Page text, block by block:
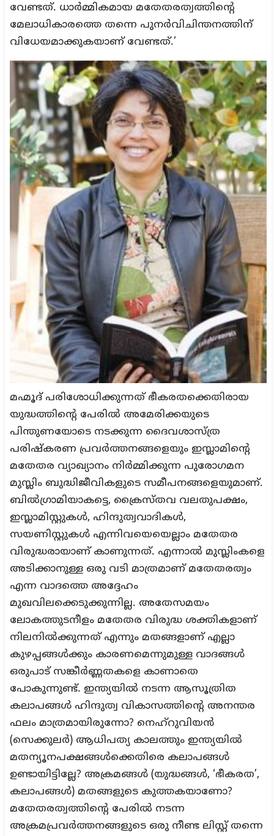
വേണ്ടത്. ധാര്‍മ്മികമായ മതേതരത്വത്തിന്റെ
മേലാധികാരത്തെ തന്നെ പുനര്‍വിചിന്തനത്തിന്
വിധേയമാക്കുകയാണ് വേണ്ടത്.’
മഹ്മൂദ് പരിശോധിക്കുന്നത് ഭീകരതക്കെതിരായ
യുദ്ധത്തിന്റെ പേരില്‍ അമേരിക്കയുടെ
പിന്തുണയോടെ നടക്കുന്ന ദൈവശാസ്ത്ര
പരിഷ്‌കരണ പ്രവര്‍ത്തനങ്ങളെയും ഇസ്ലാമിന്റെ
മതേതര വ്യാഖ്യാനം നിര്‍മ്മിക്കുന്ന പുരോഗമന
മുസ്ലിം ബുദ്ധിജീവികളുടെ സമീപനങ്ങളെയുമാണ്.
ബില്‍ഗ്രാമിയാകട്ടെ, ക്രൈസ്തവ വലതുപക്ഷം,
ഇസ്ലാമിസ്റ്റുകള്‍, ഹിന്ദുത്വവാദികള്‍,
സയണിസ്റ്റുകള്‍ എന്നിവയെയെല്ലാം മതേതര
വിരുദ്ധരായാണ് കാണുന്നത്. എന്നാല്‍ മുസ്ലിംകളെ
അടിക്കാനുള്ള ഒരു വടി മാത്രമാണ് മതേതരത്വം
എന്ന വാദത്തെ അദ്ദേഹം
മുഖവിലക്കെടുക്കുന്നില്ല. അതേസമയം
ലോകത്തുടനീളം മതേതര വിരുദ്ധ ശക്തികളാണ്
നിലനില്‍ക്കുന്നത് എന്നും മതങ്ങളാണ് എല്ലാ
കുഴപ്പങ്ങള്‍ക്കും കാരണമെന്നുമുള്ള വാദങ്ങള്‍
ഒരുപാട് സങ്കീര്‍ണ്ണതകളെ കാണാതെ
പോകുന്നുണ്ട്. ഇന്ത്യയില്‍ നടന്ന ആസൂത്രിത
കലാപങ്ങള്‍ ഹിന്ദുത്വ വികാസത്തിന്റെ അനന്തര
ഫലം മാത്രമായിരുന്നോ? നെഹ്റുവിയന്‍
(സെക്കുലര്‍) ആധിപത്യ കാലത്തും ഇന്ത്യയില്‍
മതന്യൂനപക്ഷങ്ങള്‍ക്കെതിരെ കലാപങ്ങള്‍
ഉണ്ടായിട്ടില്ലേ? അക്രമങ്ങള്‍ (യുദ്ധങ്ങള്‍, ‘ഭീകരത’,
കലാപങ്ങള്‍) മതങ്ങളുടെ കുത്തകയാണോ?
മതേതരത്വത്തിന്റെ പേരില്‍ നടന്ന
അക്രമപ്രവര്‍ത്തനങ്ങളുടെ ഒരു നീണ്ട ലിസ്റ്റ് തന്നെ